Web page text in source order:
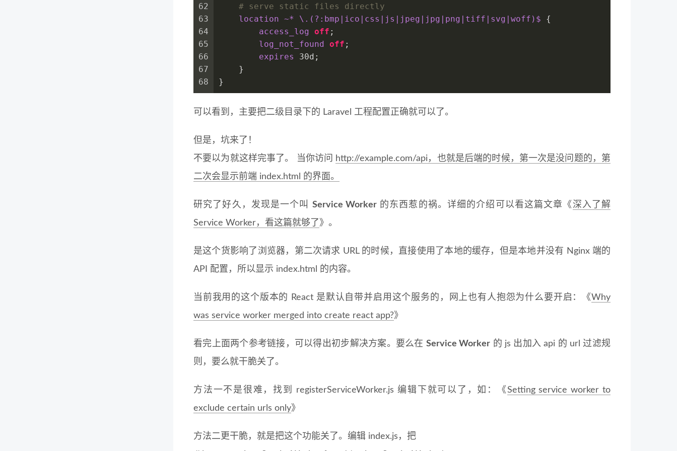
62
63
64
65
66
67
68
# serve static files directly
location ~* \.(?:bmp|ico|css|js|jpeg|jpg|png|tiff|svg|woff)$ {
access_log off ;
log_not_found off ;
expires
30d ;
    }
}
可以看到，主要把二级目录下的 Laravel 工程配置正确就可以了。
但是，坑来了！
不要以为就这样完事了。 当你访问
http://example.com/api，也就是后端的时候，第一次是没问题的，第
二次会显示前端 index.html 的界面。
研究了好久，发现是一个叫 Service Worker的东西惹的祸。详细的介绍可以看这篇文章《 深入了解
Service Worker，看这篇就够了 》。
是这个货影响了浏览器，第二次请求 URL 的时候，直接使用了本地的缓存，但是本地并没有 Nginx 端的
API 配置，所以显示 index.html 的内容。
当前我用的这个版本的 React 是默认自带并启用这个服务的，网上也有人抱怨为什么要开启：《Why
was service worker merged into create react app?》
看完上面两个参考链接，可以得出初步解决方案。要么在 Service Worker 的 js 出加入 api 的 url 过滤规
则，要么就干脆关了。
方法一不是很难，找到 registerServiceWorker.js 编辑下就可以了，如：《Setting service worker to
exclude certain urls only》
方法二更干脆，就是把这个功能关了。编辑 index.js，把